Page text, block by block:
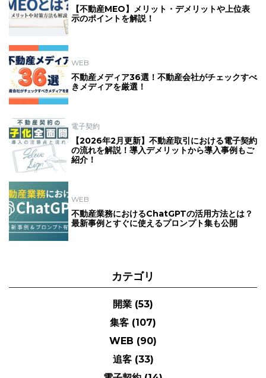
【不動産MEO】メリット・デメリットや上位表
示のポイントを解説！
WEB
不動産メディア36選！不動産会社がチェックすべ
きメディアを厳選！
電子契約
【2026年2月更新】不動産取引における電子契約
の流れを解説！導入デメリットから導入事例もご
紹介！
WEB
不動産業務におけるChatGPTの活用方法とは？
最新事例とすぐに使えるプロンプト集も公開
カテゴリ
開業 (53)
集客 (107)
WEB (90)
追客 (33)